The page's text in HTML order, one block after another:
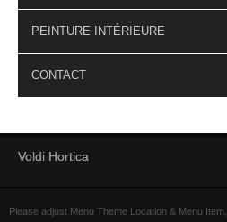
PEINTURE INTÉRIEURE
CONTACT
Voldi Hortica
Please adjust Menu Theme Location & Menu